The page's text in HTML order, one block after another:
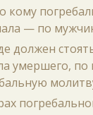
кому
— по
должен
умершего, по